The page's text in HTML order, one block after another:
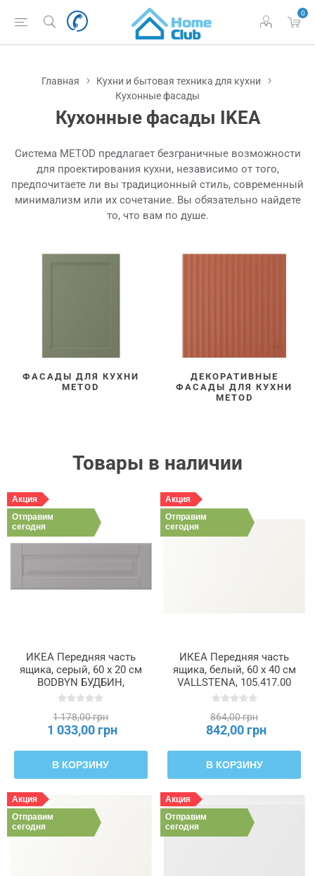
0
Главная
Кухни и бытовая техника для кухни
Кухонные фасады
Кухонные фасады IKEA
Система METOD предлагает безграничные возможности
для проектирования кухни, независимо от того,
предпочитаете ли вы традиционный стиль, современный
минимализм или их сочетание. Вы обязательно найдете
то, что вам по душе.
ФАСАДЫ ДЛЯ КУХНИ
METOD
ДЕКОРАТИВНЫЕ
ФАСАДЫ ДЛЯ КУХНИ
METOD
Товары в наличии
Акция
Отправим
сегодня
ИКЕА Передняя часть
ящика, серый, 60 x 20 см
BODBYN БУДБИН,
002.210.49
1 178,00 грн
1 033,00 грн
В КОРЗИНУ
Акция
Отправим
сегодня
ИКЕА Передняя часть
ящика, белый, 60 x 40 см
VALLSTENA, 105.417.00
864,00 грн
842,00 грн
В КОРЗИНУ
Акция
Отправим
сегодня
Акция
Отправим
сегодня